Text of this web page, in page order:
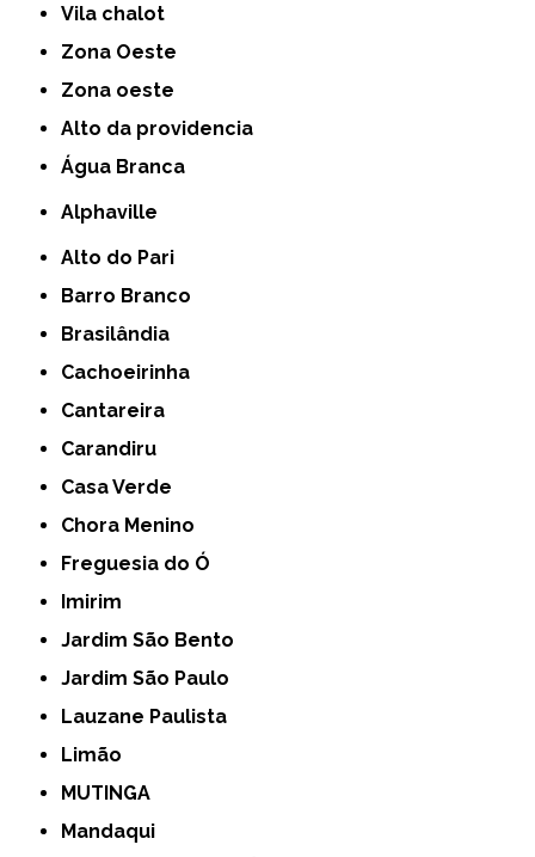
Vila chalot
Zona Oeste
Zona oeste
alto da providencia
Água Branca
Alphaville
Alto do Pari
Barro Branco
Brasilândia
Cachoeirinha
Cantareira
Carandiru
Casa Verde
Chora Menino
Freguesia do Ó
Imirim
Jardim São Bento
Jardim São Paulo
Lauzane Paulista
Limão
MUTINGA
Mandaqui